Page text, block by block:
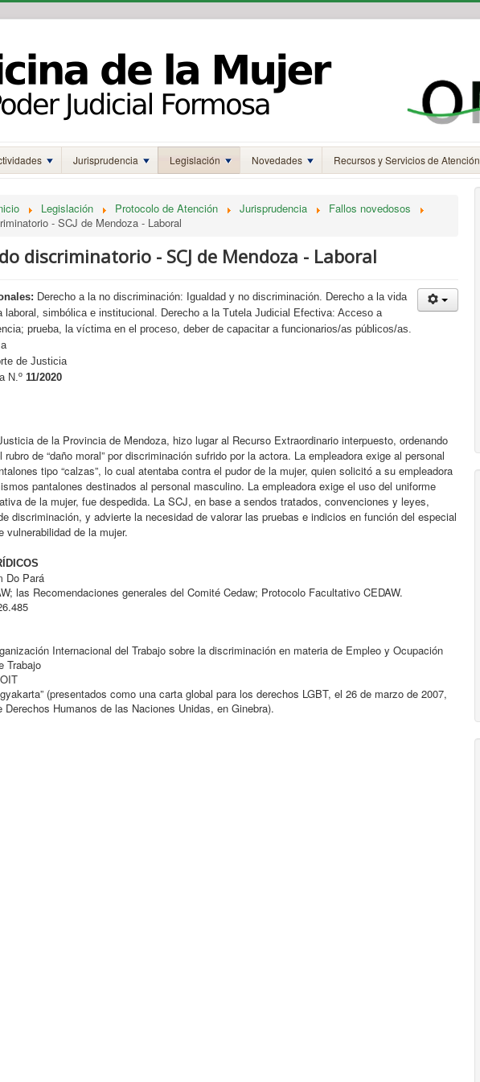
Jurisprudencia Legislación Novedades Recursos y Servicios de Atención
Legislación Protocolo de Atención Jurisprudencia
Fallos novedosos
- SCJ de Mendoza - Laboral
discriminatorio - SCJ de Mendoza - Laboral
Derecho a la no discriminación: Igualdad y no discriminación. Derecho a la vida
laboral, simbólica e institucional. Derecho a la Tutela Judicial Efectiva: Acceso a
prueba, la víctima en el proceso, deber de capacitar a funcionarios/as públicos/as.
de Justicia
N.º 11/2020
de la Provincia de Mendoza, hizo lugar al Recurso Extraordinario interpuesto, ordenando
de “daño moral” por discriminación sufrido por la actora. La empleadora exige al personal
tipo “calzas”, lo cual atentaba contra el pudor de la mujer, quien solicitó a su empleadora
pantalones destinados al personal masculino. La empleadora exige el uso del uniforme
de la mujer, fue despedida. La SCJ, en base a sendos tratados, convenciones y leyes,
discriminación, y advierte la necesidad de valorar las pruebas e indicios en función del especial
de la mujer.
Do Pará
las Recomendaciones generales del Comité Cedaw; Protocolo Facultativo CEDAW.
Internacional del Trabajo sobre la discriminación en materia de Empleo y Ocupación
Trabajo
(presentados como una carta global para los derechos LGBT, el 26 de marzo de 2007,
Derechos Humanos de las Naciones Unidas, en Ginebra).